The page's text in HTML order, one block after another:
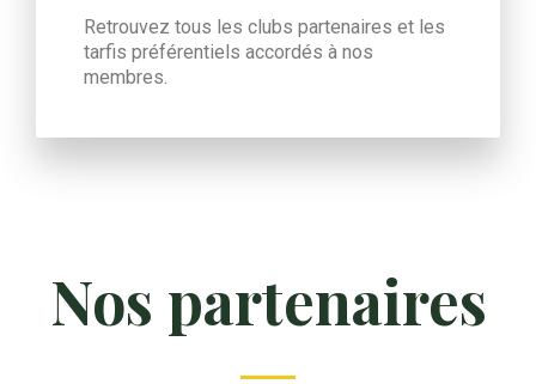
Retrouvez tous les clubs partenaires et les
tarfis préférentiels accordés à nos
membres.
Nos partenaires